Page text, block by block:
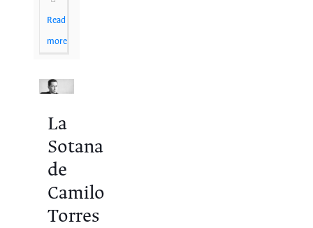
Read
more
La
Sotana
de
Camilo
Torres